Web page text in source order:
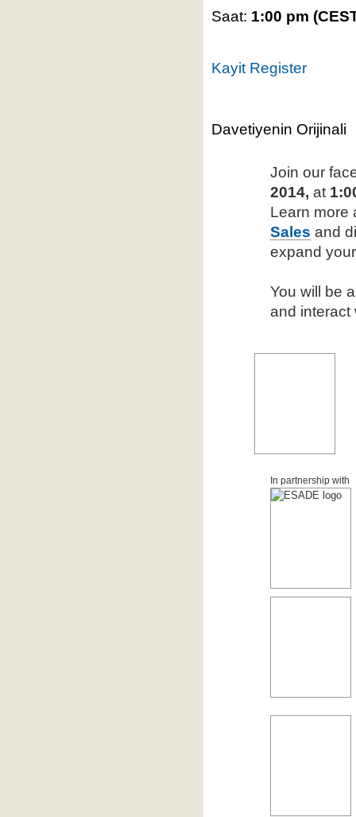
Saat: 1:00 pm
Kayit Register
Davetiyenin Orijinali
Join our
2014, at
Learn more
Sales and
expand
You will be
and interact
In partnership with